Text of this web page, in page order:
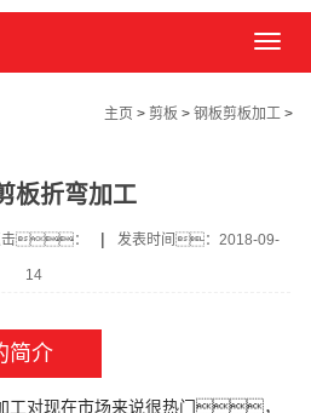
导
单
主页 > 剪板 > 钢板剪板加工 >
板折弯加工
击： | 发表时间：2018-09-
14
简介
对现在市场来说很热门，